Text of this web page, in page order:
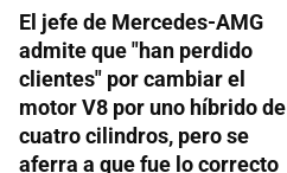
El jefe de Mercedes-AMG
admite que "han perdido
clientes" por cambiar el
motor V8 por uno híbrido de
cuatro cilindros, pero se
aferra a que fue lo correcto